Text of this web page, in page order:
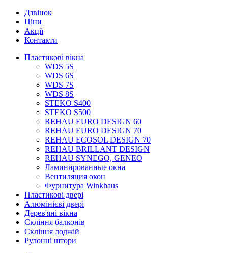
Дзвінок
Ціни
Акції
Контакти
Пластикові вікна
WDS 5S
WDS 6S
WDS 7S
WDS 8S
STEKO S400
STEKO S500
REHAU EURO DESIGN 60
REHAU EURO DESIGN 70
REHAU ECOSOL DESIGN 70
REHAU BRILLANT DESIGN
REHAU SYNEGO, GENEO
Ламинированные окна
Вентиляция окон
Фурнитура Winkhaus
Пластикові двері
Алюмінієві двері
Дерев'яні вікна
Скління балконів
Скління лоджій
Рулонні штори